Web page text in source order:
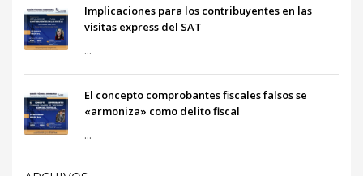
Implicaciones para los contribuyentes en las
visitas express del SAT
...
El concepto comprobantes fiscales falsos se
«armoniza» como delito fiscal
...